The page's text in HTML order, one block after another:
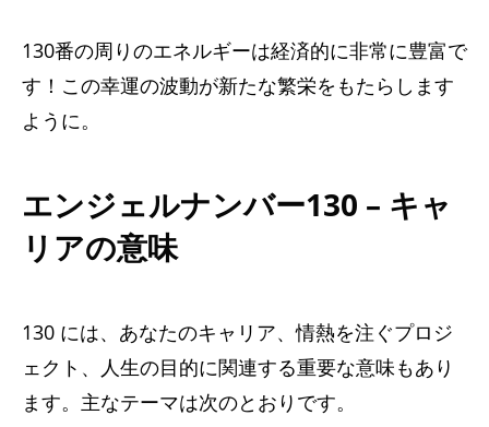
130番の周りのエネルギーは経済的に非常に豊富で
す！この幸運の波動が新たな繁栄をもたらします
ように。
エンジェルナンバー130 – キャ
リアの意味
130 には、あなたのキャリア、情熱を注ぐプロジ
ェクト、人生の目的に関連する重要な意味もあり
ます。主なテーマは次のとおりです。